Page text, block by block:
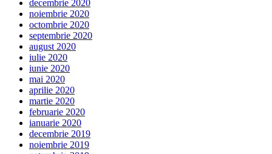
decembrie 2020
noiembrie 2020
octombrie 2020
septembrie 2020
august 2020
iulie 2020
iunie 2020
mai 2020
aprilie 2020
martie 2020
februarie 2020
ianuarie 2020
decembrie 2019
noiembrie 2019